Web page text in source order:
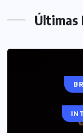
Últimas